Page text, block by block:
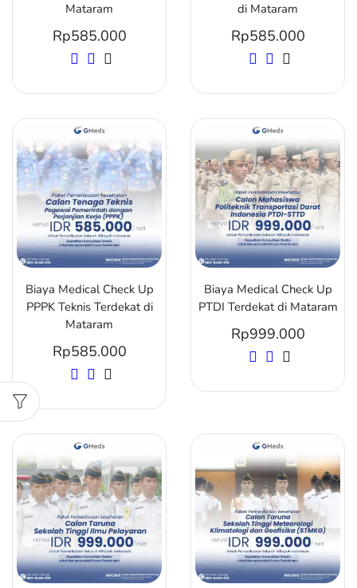
Mataram
Rp585.000
di Mataram
Rp585.000
Biaya Medical Check Up
PPPK Teknis Terdekat di
Mataram
Rp585.000
Biaya Medical Check Up
PTDI Terdekat di Mataram
Rp999.000